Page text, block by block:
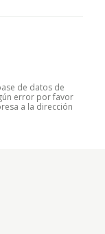
de datos de
error por favor
a la dirección